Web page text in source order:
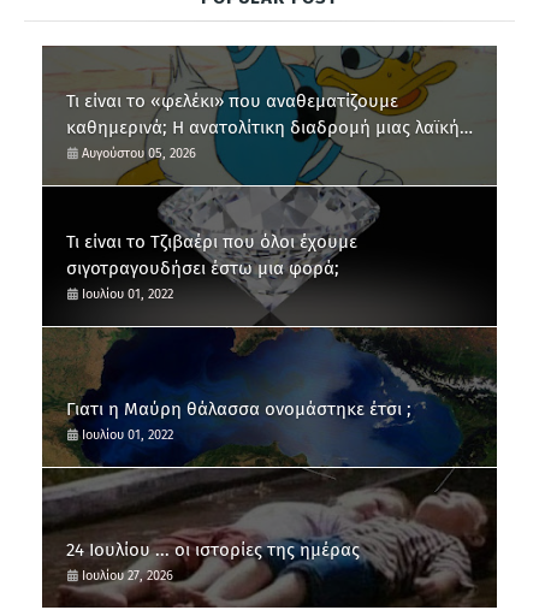
Τι είναι το «φελέκι» που αναθεματίζουμε
καθημερινά; Η ανατολίτικη διαδρομή μιας λαϊκής
έκφρασης
Αυγούστου 05, 2026
Τι είναι το Τζιβαέρι που όλοι έχουμε
σιγοτραγουδήσει έστω μια φορά;
Ιουλίου 01, 2022
Γιατι η Μαύρη θάλασσα ονομάστηκε έτσι ;
Ιουλίου 01, 2022
24 Ιουλίου ... οι ιστορίες της ημέρας
Ιουλίου 27, 2026